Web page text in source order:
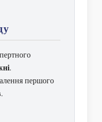
.
першого
.